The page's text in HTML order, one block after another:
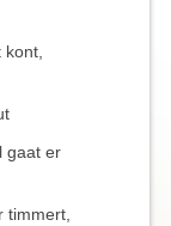
gaat er
timmert,